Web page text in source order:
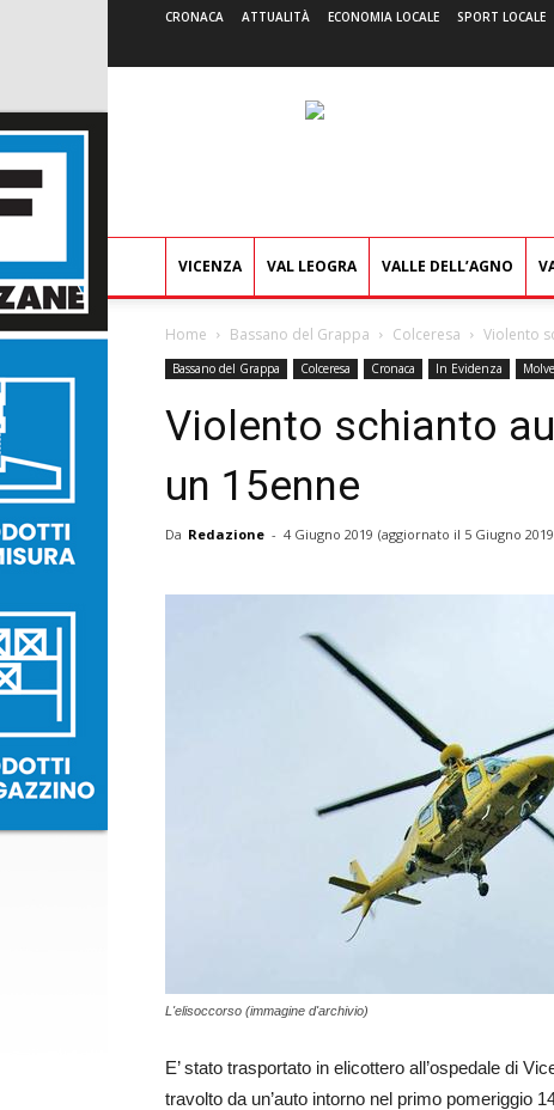
CRONACA ATTUALITÀ ECONOMIA LOCALE SPORT LOCALE
VICENZA VAL LEOGRA VALLE DELL’AGNO
Home Bassano del Grappa Colceresa Violento
Bassano del Grappa Colceresa Cronaca In Evidenza
Violento schianto
un 15enne
Da Redazione - 4 Giugno 2019 (aggiornato il 5 Giugno
L'elisoccorso (immagine d'archivio)
E’ stato trasportato in elicottero all’ospedale di
travolto da un’auto intorno nel primo pomeriggio